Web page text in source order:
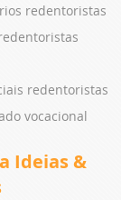
redentoristas
redentoristas
vocacional
Ideias &